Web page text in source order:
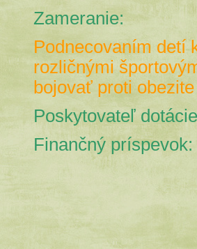
Zameranie:
Podnecovaním detí
rozličnými
bojovať proti
Poskytovateľ
Finančný príspevok: